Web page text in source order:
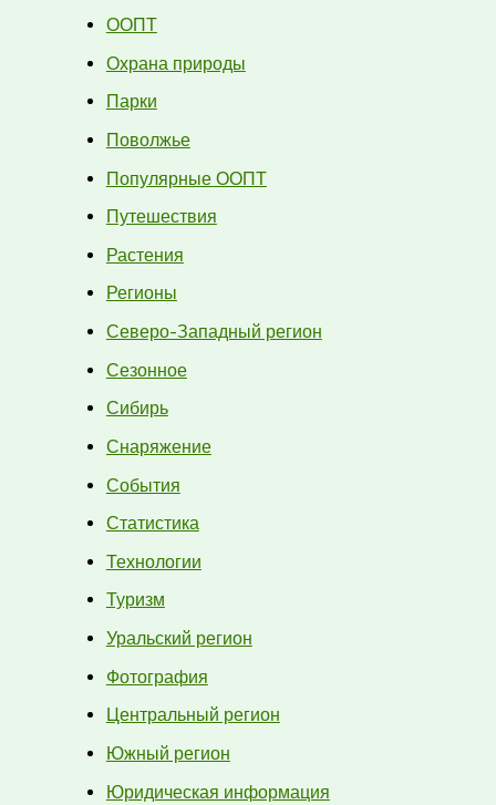
ООПТ
Охрана природы
Парки
Поволжье
Популярные ООПТ
Путешествия
Растения
Регионы
Северо-Западный регион
Сезонное
Сибирь
Снаряжение
События
Статистика
Технологии
Туризм
Уральский регион
Фотография
Центральный регион
Южный регион
Юридическая информация